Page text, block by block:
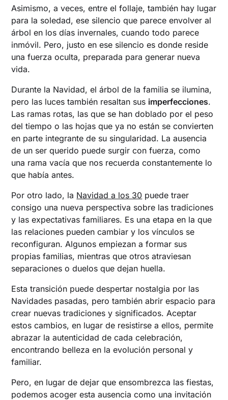
Asimismo, a veces, entre el follaje, también hay lugar
para la soledad, ese silencio que parece envolver al
árbol en los días invernales, cuando todo parece
inmóvil. Pero, justo en ese silencio es donde reside
una fuerza oculta, preparada para generar nueva
vida.
Durante la Navidad, el árbol de la familia se ilumina,
pero las luces también resaltan sus imperfecciones.
Las ramas rotas, las que se han doblado por el peso
del tiempo o las hojas que ya no están se convierten
en parte integrante de su singularidad. La ausencia
de un ser querido puede surgir con fuerza, como
una rama vacía que nos recuerda constantemente lo
que había antes.
Por otro lado, la Navidad a los 30 puede traer
consigo una nueva perspectiva sobre las tradiciones
y las expectativas familiares. Es una etapa en la que
las relaciones pueden cambiar y los vínculos se
reconfiguran. Algunos empiezan a formar sus
propias familias, mientras que otros atraviesan
separaciones o duelos que dejan huella.
Esta transición puede despertar nostalgia por las
Navidades pasadas, pero también abrir espacio para
crear nuevas tradiciones y significados. Aceptar
estos cambios, en lugar de resistirse a ellos, permite
abrazar la autenticidad de cada celebración,
encontrando belleza en la evolución personal y
familiar.
Pero, en lugar de dejar que ensombrezca las fiestas,
podemos acoger esta ausencia como una invitación